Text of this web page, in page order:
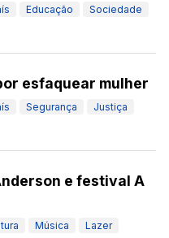
Educação Sociedade
esfaquear mulher
Segurança Justiça
e festival A
Música Lazer